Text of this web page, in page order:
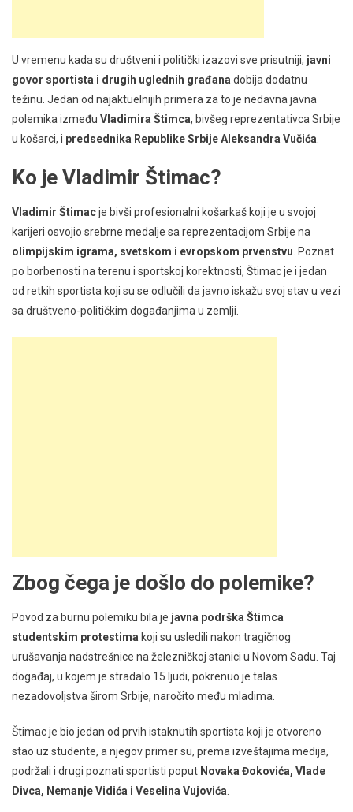
U vremenu kada su društveni i politički izazovi sve prisutniji, javni
govor sportista i drugih uglednih građana dobija dodatnu
težinu. Jedan od najaktuelnijih primera za to je nedavna javna
polemika između Vladimira Štimca, bivšeg reprezentativca Srbije
u košarci, i predsednika Republike Srbije Aleksandra Vučića
Ko je Vladimir Štimac?
Vladimir Štimacje bivši profesionalni košarkaš koji je u svojoj
karijeri osvojio srebrne medalje sa reprezentacijom Srbije na
olimpijskim igrama, svetskom i evropskom prvenstvu . Poznat
po borbenosti na terenu i sportskoj korektnosti, Štimac je i jedan
od retkih sportista koji su se odlučili da javno iskažu svoj stav u vezi
sa društveno-političkim događanjima u zemlji.
Zbog čega je došlo do polemike?
Povod za burnu polemiku bila je javna podrška Štimca
studentskim protestima koji su usledili nakon tragičnog
urušavanja nadstrešnice na železničkoj stanici u Novom Sadu. Taj
događaj, u kojem je stradalo 15 ljudi, pokrenuo je talas
nezadovoljstva širom Srbije, naročito među mladima.
Štimac je bio jedan od prvih istaknutih sportista koji je otvoreno
stao uz studente, a njegov primer su, prema izveštajima medija,
podržali i drugi poznati sportisti poput Novaka Đokovića, Vlade
Divca, Nemanje Vidića i Veselina Vujovića